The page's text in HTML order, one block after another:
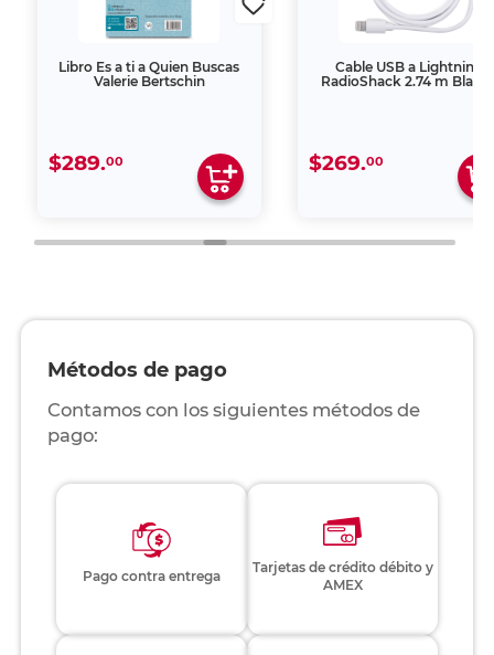
Libro Es a ti a Quien Buscas
Valerie Bertschin
$289.00
Cable USB a Lightning
RadioShack 2.74 m
$269.00
Métodos de pago
Contamos con los siguientes métodos de
pago:
Pago contra entrega
Tarjetas de crédito débito y
AMEX